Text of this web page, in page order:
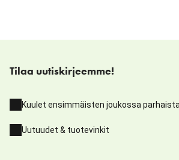
Tilaa uutiskirjeemme!
Kuulet ensimmäisten joukossa
Uutuudet & tuotevinkit